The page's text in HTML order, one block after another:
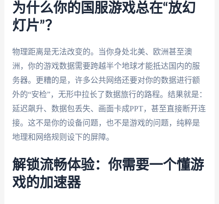
为什么你的国服游戏总在“放幻
灯片”？
物理距离是无法改变的。当你身处北美、欧洲甚至澳
洲，你的游戏数据需要跨越半个地球才能抵达国内的服
务器。更糟的是，许多公共网络还要对你的数据进行额
外的“安检”，无形中拉长了数据旅行的路程。结果就是：
延迟飙升、数据包丢失、画面卡成PPT，甚至直接断开连
接。这不是你的设备问题，也不是游戏的问题，纯粹是
地理和网络规则设下的屏障。
解锁流畅体验：你需要一个懂游
戏的加速器